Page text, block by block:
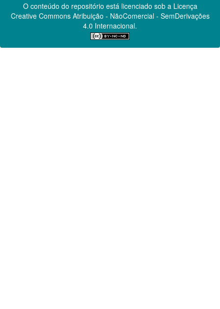
O conteúdo do repositório está licenciado sob a Licença
Creative CommonsAtribuição - NãoComercial - SemDerivações
4.0 Internacional.